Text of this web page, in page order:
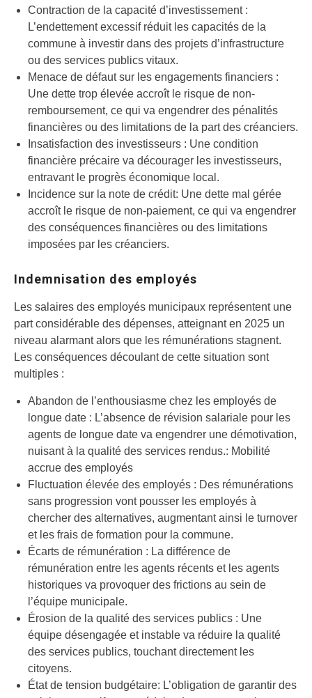
Contraction de la capacité d’investissement :
L’endettement excessif réduit les capacités de la
commune à investir dans des projets d’infrastructure
ou des services publics vitaux.
Menace de défaut sur les engagements financiers :
Une dette trop élevée accroît le risque de non-
remboursement, ce qui va engendrer des pénalités
financières ou des limitations de la part des créanciers.
Insatisfaction des investisseurs : Une condition
financière précaire va décourager les investisseurs,
entravant le progrès économique local.
Incidence sur la note de crédit: Une dette mal gérée
accroît le risque de non-paiement, ce qui va engendrer
des conséquences financières ou des limitations
imposées par les créanciers.
Indemnisation des employés
Les salaires des employés municipaux représentent une
part considérable des dépenses, atteignant en 2025 un
niveau alarmant alors que les rémunérations stagnent.
Les conséquences découlant de cette situation sont
multiples :
Abandon de l’enthousiasme chez les employés de
longue date : L’absence de révision salariale pour les
agents de longue date va engendrer une démotivation,
nuisant à la qualité des services rendus.: Mobilité
accrue des employés
Fluctuation élevée des employés : Des rémunérations
sans progression vont pousser les employés à
chercher des alternatives, augmentant ainsi le turnover
et les frais de formation pour la commune.
Écarts de rémunération : La différence de
rémunération entre les agents récents et les agents
historiques va provoquer des frictions au sein de
l’équipe municipale.
Érosion de la qualité des services publics : Une
équipe désengagée et instable va réduire la qualité
des services publics, touchant directement les
citoyens.
État de tension budgétaire: L’obligation de garantir des